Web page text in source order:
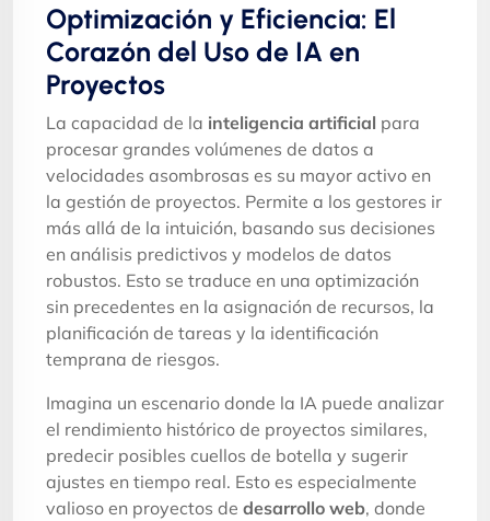
Optimización y Eficiencia: El
Corazón del Uso de IA en
Proyectos
La capacidad de la inteligencia artificial para
procesar grandes volúmenes de datos a
velocidades asombrosas es su mayor activo en
la gestión de proyectos. Permite a los gestores ir
más allá de la intuición, basando sus decisiones
en análisis predictivos y modelos de datos
robustos. Esto se traduce en una optimización
sin precedentes en la asignación de recursos, la
planificación de tareas y la identificación
temprana de riesgos.
Imagina un escenario donde la IA puede analizar
el rendimiento histórico de proyectos similares,
predecir posibles cuellos de botella y sugerir
ajustes en tiempo real. Esto es especialmente
valioso en proyectos de desarrollo web, donde